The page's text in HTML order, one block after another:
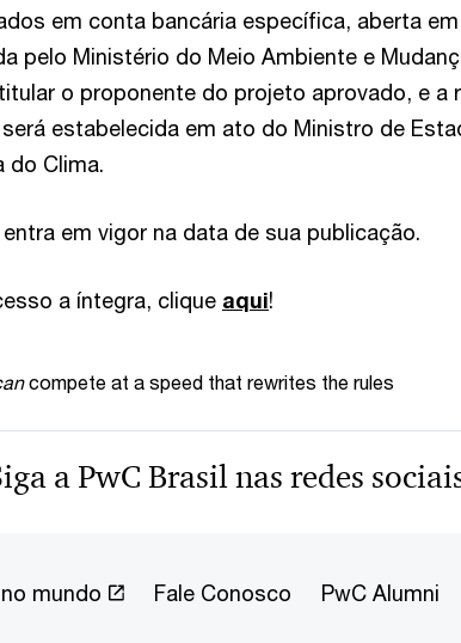
em conta bancária específica, aberta
pelo Ministério do Meio Ambiente e
o proponente do projeto aprovado, e a
estabelecida em ato do Ministro de
do Clima.
em vigor na data de sua publicação.
a íntegra, clique aqui!
compete at a speed that rewrites the rules
a PwC Brasil nas redes
mundo Fale Conosco PwC Alumni